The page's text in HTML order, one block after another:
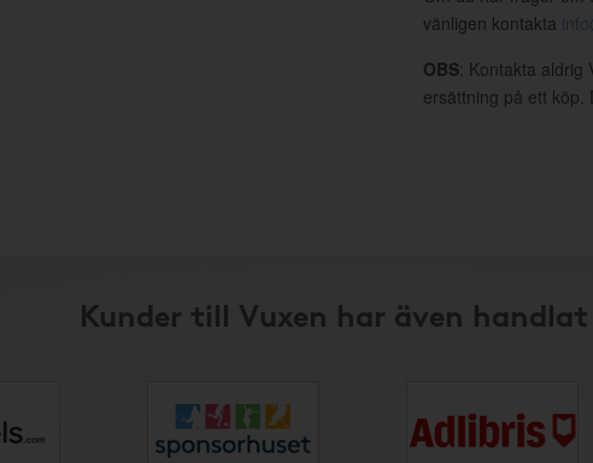
vänligen kontakta
OBS: Kontakta aldrig
ersättning på ett köp.
Kunder till Vuxen har även